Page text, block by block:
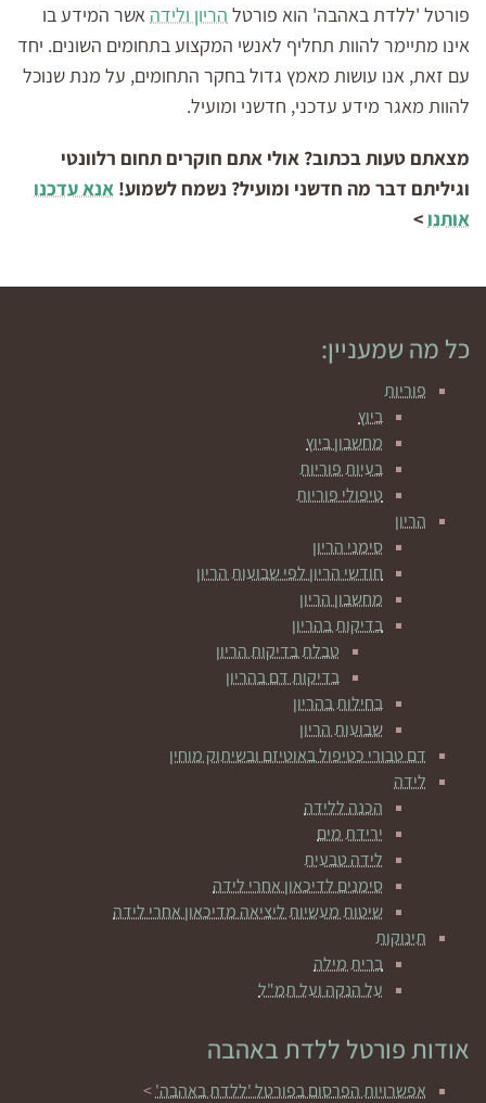
פורטל 'ללדת באהבה' הוא פורטל הריון ולידה אשר המידע בו
אינו מתיימר להוות תחליף לאנשי המקצוע בתחומים השונים. יחד
עם זאת, אנו עושות מאמץ גדול בחקר התחומים, על מנת שנוכל
להוות מאגר מידע עדכני, חדשני ומועיל.
מצאתם טעות בכתוב? אולי אתם חוקרים תחום רלוונטי
וגיליתם דבר מה חדשני ומועיל? נשמח לשמוע! אנא עדכנו
אותנו >
כל מה שמעניין:
פוריות
ביוץ
מחשבון ביוץ
בעיות פוריות
טיפולי פוריות
הריון
סימני הריון
חודשי הריון לפי שבועות הריון
מחשבון הריון
בדיקות בהריון
טבלת בדיקות הריון
בדיקות דם בהריון
בחילות בהריון
שבועות הריון
דם טבורי כטיפול באוטיזם ובשיתוק מוחין
לידה
הכנה ללידה
ירידת מים
לידה טבעית
סימנים לדיכאון אחרי לידה
שיטות מעשיות ליציאה מדיכאון אחרי לידה
תינוקות
ברית מילה
על הנקה ועל תמ"ל
אודות פורטל ללדת באהבה
אפשרויות הפרסום בפורטל 'ללדת באהבה'>